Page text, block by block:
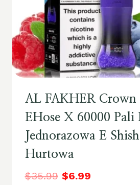
AL FAKHER Crown
EHose X 60000 Pali
Jednorazowa E
Hurtowa
$35.99 $6.99